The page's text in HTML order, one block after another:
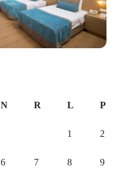
N R L P
1 2
6
7
8
9